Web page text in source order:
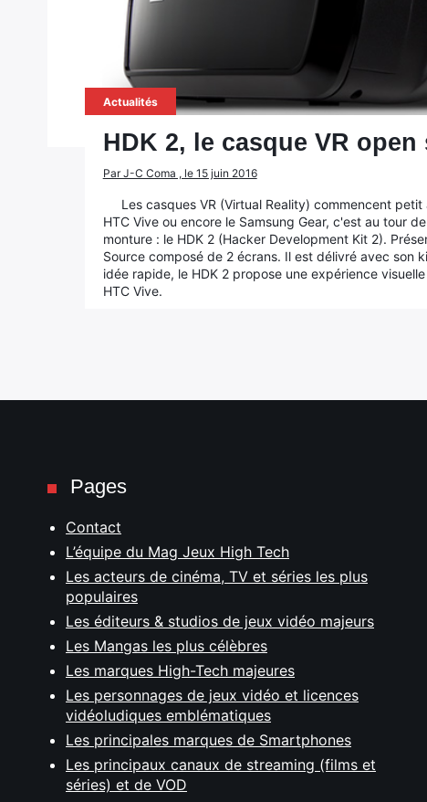
Actualités
HDK 2, le casque VR
Par J-C Coma , le 15 juin 2016
Les casques VR (Virtual Reality) commencent
HTC Vive ou encore le Samsung Gear, c'est au tour
monture : le HDK 2 (Hacker Development Kit 2).
Source composé de 2 écrans. Il est délivré avec son
idée rapide, le HDK 2 propose une expérience
HTC Vive.
Pages
Contact
L’équipe du Mag Jeux High Tech
Les acteurs de cinéma, TV et séries les plus
populaires
Les éditeurs & studios de jeux vidéo majeurs
Les Mangas les plus célèbres
Les marques High-Tech majeures
Les personnages de jeux vidéo et licences
vidéoludiques emblématiques
Les principales marques de Smartphones
Les principaux canaux de streaming (films et
séries) et de VOD